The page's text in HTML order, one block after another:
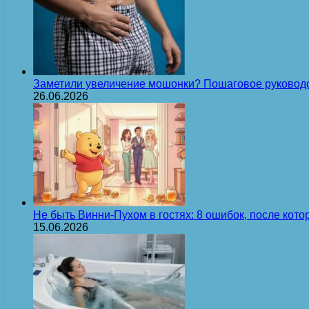
Заметили увеличение мошонки? Пошаговое
26.06.2026
Не быть Винни-Пухом в гостях: 8 ошибок, после
15.06.2026